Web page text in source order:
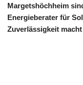
Margetshöchheim
Energieberater für
Zuverlässigkeit